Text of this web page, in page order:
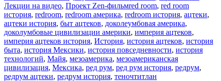
Лекции на видео, Проект Zen-фильмМетки
red room, red room
история, redroom, redroom америка, redroom история, ацтеки,
ацтеки история, быт ацтеков, доколеумбовая америка,
доколумбовые цивилизации америки, империя ацтеков,
империя ацтеков история, История, история ацтеков, история
быта, история Мексики, история повседневности, история
технологий, Майя, мезоамерика, мезоамериканская
цивилизация, Мексика, ред рум, ред рум история, редрум,
редрум ацтеки, редрум история, теночтитлан